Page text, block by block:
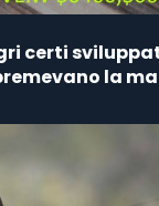
certi
la